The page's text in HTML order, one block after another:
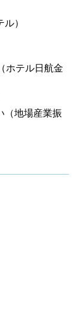
）
ホテル日航金
（地場産業振